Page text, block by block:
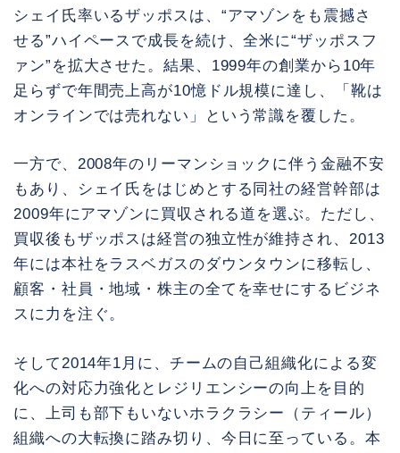
シェイ氏率いるザッポスは、“アマゾンをも震撼さ
せる”ハイペースで成長を続け、全米に“ザッポスフ
ァン”を拡大させた。結果、1999年の創業から10年
足らずで年間売上高が10憶ドル規模に達し、「靴は
オンラインでは売れない」という常識を覆した。
一方で、2008年のリーマンショックに伴う金融不安
もあり、シェイ氏をはじめとする同社の経営幹部は
2009年にアマゾンに買収される道を選ぶ。ただし、
買収後もザッポスは経営の独立性が維持され、2013
年には本社をラスベガスのダウンタウンに移転し、
顧客・社員・地域・株主の全てを幸せにするビジネ
スに力を注ぐ。
そして2014年1月に、チームの自己組織化による変
化への対応力強化とレジリエンシーの向上を目的
に、上司も部下もいないホラクラシー（ティール）
組織への大転換に踏み切り、今日に至っている。本